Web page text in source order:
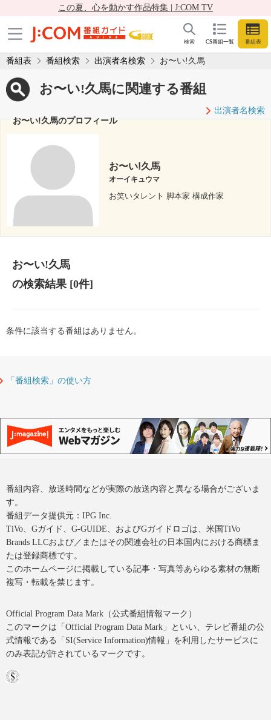
この夏、心を動かす作品特集 | J:COM TV
CS番組一覧 番組表
検索
番組表 番組検索 出演者名検索 お〜い!久馬
お〜い!久馬に関連する番組
出演者名検索
お〜い!久馬のプロフィール
お〜い!久馬
オーイキュウマ
お笑いタレント 脚本家 構成作家
お〜い!久馬
の検索結果[0件]
条件に該当する番組はありません。
「番組検索」の使い方
番組内容、放送時間などが実際の放送内容と異なる場合がございま
す。
番組データ提供元：IPG Inc.
TiVo、Gガイド、G-GUIDE、およびGガイドロゴは、米国TiVo
Brands LLCおよび／またはその関連会社の日本国内における商標ま
たは登録商標です。
このホームページに掲載している記事・写真等あらゆる素材の無断
複写・転載を禁じます。
Official Program Data Mark（公式番組情報マーク）
このマークは「Official Program Data Mark」といい、テレビ番組の公
式情報である「SI(Service Information)情報」を利用したサービスに
のみ表記が許されているマークです。